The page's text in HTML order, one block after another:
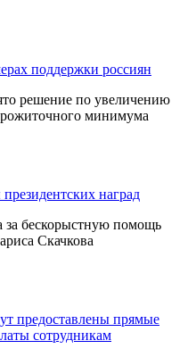
поддержки россиян
решение по увеличению
минимума
наград
за бескорыстную помощь
Скачкова
предоставлены прямые
сотрудникам